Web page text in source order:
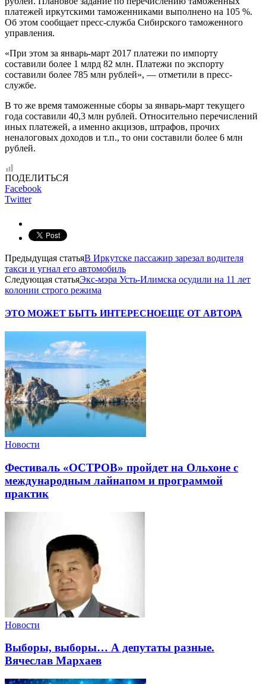
платежей иркутскими таможенниками выполнено на 105 %.
Об этом сообщает пресс-служба Сибирского таможенного
управления.
«При этом за январь-март 2017 платежи по импорту
составили более 1 млрд 82 млн. Платежи по экспорту
составили более 785 млн рублей», — отметили в пресс-
службе.
В то же время таможенные сборы за январь-март текущего
года составили 40,3 млн рублей. Относительно перечислений
иных платежей, а именно акцизов, штрафов, прочих
неналоговых доходов и т.п., то они составили более 6 млн
рублей.
ПОДЕЛИТЬСЯ
Facebook
Twitter
Предыдущая статьяВ Иркутске пассажир зарезал водителя
такси и угнал его автомобиль
Следующая статьяЭкс-мэра Усть-Илимска осудили на 11 лет
колонии строго режима
ЭТО МОЖЕТ БЫТЬ ИНТЕРЕСНОЕЩЕ ОТ АВТОРА
Новости
Фестиваль «ОСТРОВ» пройдет на Ольхоне с
международным лайнапом и программой
практик
Новости
Выборы, выборы… А депутаты разные.
Вячеслав Мархаев